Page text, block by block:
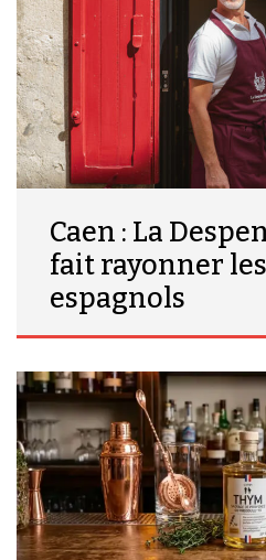
Caen : La
fait rayonner
espagnols